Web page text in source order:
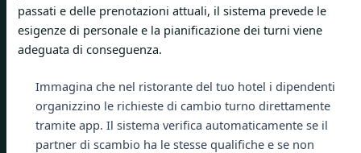
passati e delle prenotazioni attuali, il sistema prevede le
esigenze di personale e la pianificazione dei turni viene
adeguata di conseguenza.
Immagina che nel ristorante del tuo hotel i dipendenti
organizzino le richieste di cambio turno direttamente
tramite app. Il sistema verifica automaticamente se il
partner di scambio ha le stesse qualifiche e se non